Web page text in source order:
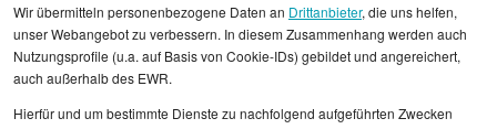
Teamleiter/in Fertigung
Wir übermitteln personenbezogene Daten an Drittanbieter, die uns helfen,
unser Webangebot zu verbessern. In diesem Zusammenhang werden auch
Nutzungsprofile (u.a. auf Basis von Cookie-IDs) gebildet und angereichert,
auch außerhalb des EWR.
Hierfür und um bestimmte Dienste zu nachfolgend aufgeführten Zwecken